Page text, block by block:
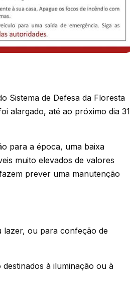
Sistema de Defesa da Floresta
alargado, até ao próximo dia 31
para a época, uma baixa
muito elevados de valores
prever uma manutenção
lazer, ou para confeção de
à iluminação ou à